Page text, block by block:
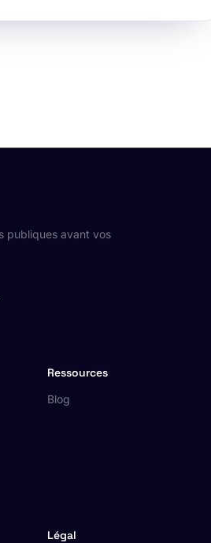
publiques avant vos
Ressources
Blog
Légal